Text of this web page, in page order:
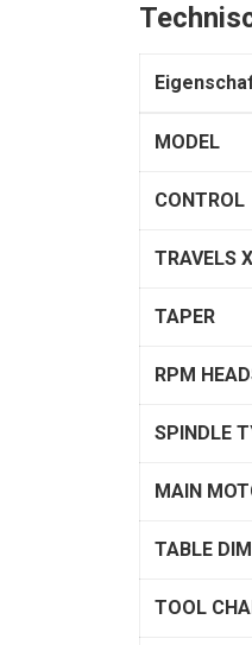
MODEL
CONTROL
TRAVELS
TAPER
RPM
SPINDLE
MAIN
TABLE
TOOL